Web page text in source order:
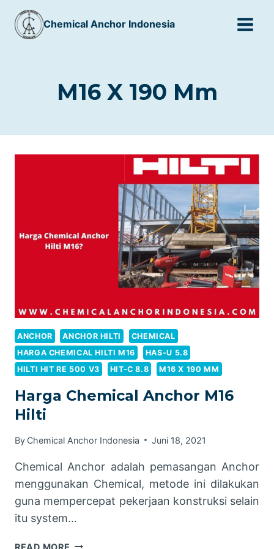
content
Chemical Anchor Indonesia
M16 X 190 Mm
ANCHOR ANCHOR HILTI
CHEMICAL
HARGA CHEMICAL HILTI M16
HAS-U 5.8
HILTI HIT RE 500 V3
HIT-C 8.8 M16 X 190 MM
Harga Chemical Anchor M16
Hilti
By Chemical Anchor Indonesia Juni 18, 2021
Chemical Anchor adalah pemasangan Anchor
menggunakan Chemical, metode ini dilakukan
guna mempercepat pekerjaan konstruksi selain
itu system…
READ MORE HARGA